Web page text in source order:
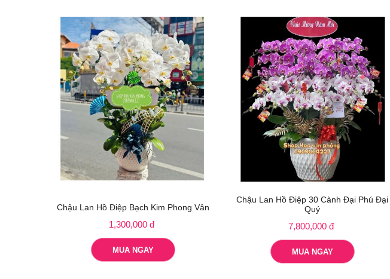
Chậu Lan Hồ Điệp Bạch Kim Phong Vân
1,300,000 đ
MUA NGAY
Chậu Lan Hồ Điệp 30 Cành Đại Phú Đại
Quý
7,800,000 đ
MUA NGAY